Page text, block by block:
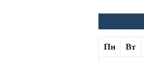
Пн Вт